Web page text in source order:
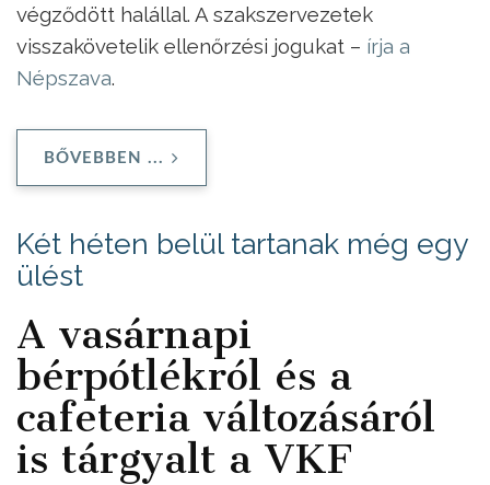
végződött halállal. A szakszervezetek
visszakövetelik ellenőrzési jogukat – írja a
Népszava.
BŐVEBBEN ...
Két héten belül tartanak még egy
ülést
A vasárnapi
bérpótlékról és a
cafeteria változásáról
is tárgyalt a VKF